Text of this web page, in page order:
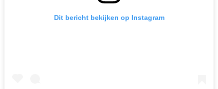
Dit bericht bekijken op Instagram